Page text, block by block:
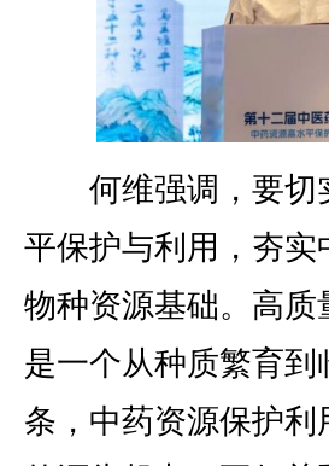
何维强调，要切
平保护与利用，夯
物种资源基础。高
是一个从种质繁育
条，中药资源保护